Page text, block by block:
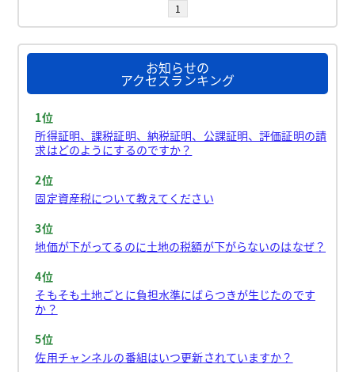
1
お知らせの
アクセスランキング
1位
所得証明、課税証明、納税証明、公課証明、評価証明の請
求はどのようにするのですか？
2位
固定資産税について教えてください
3位
地価が下がってるのに土地の税額が下がらないのはなぜ？
4位
そもそも土地ごとに負担水準にばらつきが生じたのです
か？
5位
佐用チャンネルの番組はいつ更新されていますか？